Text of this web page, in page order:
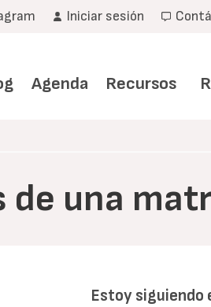
Iniciar sesión
Agenda Recursos
una
Estoy siguiendo